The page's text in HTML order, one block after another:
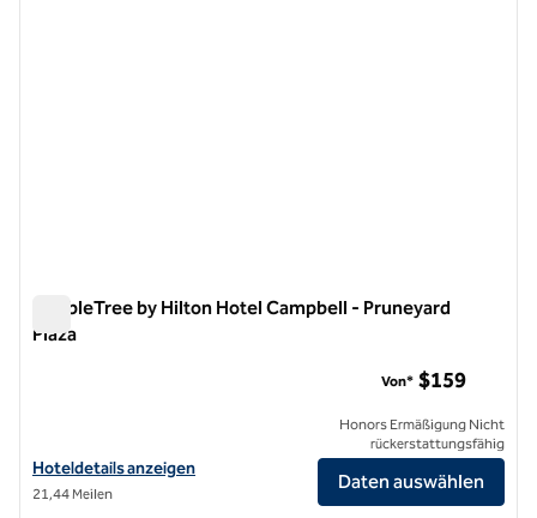
DoubleTree by Hilton Hotel Campbell - Pruneyard
Plaza
Hoteldetails für DoubleTree by Hilton Hotel Campbell – Pruneyard
Hoteldetails anzeigen
21,44 Meilen
Von* $159
Honors Ermäßigung Nicht
rückerstattungsfähig
Daten auswählen